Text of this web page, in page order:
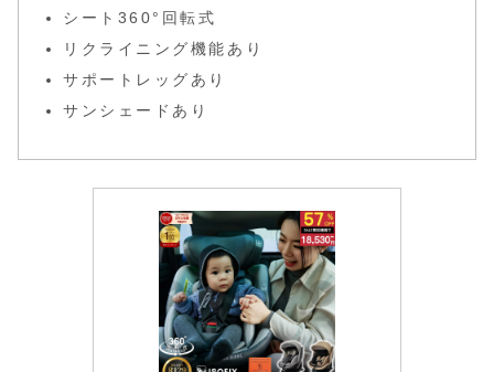
シート360°回転式
リクライニング機能あり
サポートレッグあり
サンシェードあり